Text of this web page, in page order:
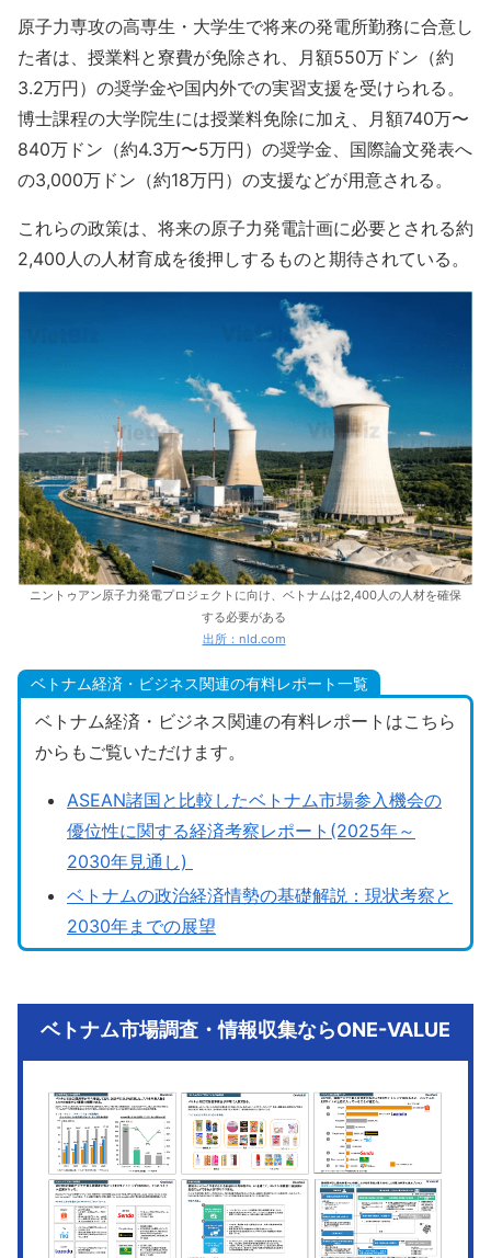
原子力専攻の高専生・大学生で将来の発電所勤務に合意し
た者は、授業料と寮費が免除され、月額550万ドン（約
3.2万円）の奨学金や国内外での実習支援を受けられる。
博士課程の大学院生には授業料免除に加え、月額740万〜
840万ドン（約4.3万〜5万円）の奨学金、国際論文発表へ
の3,000万ドン（約18万円）の支援などが用意される。
これらの政策は、将来の原子力発電計画に必要とされる約
2,400人の人材育成を後押しするものと期待されている。
ニントゥアン原子力発電プロジェクトに向け、ベトナムは2,400人の人材を確保
する必要がある
出所：nld.com
ベトナム経済・ビジネス関連の有料レポート一覧
ベトナム経済・ビジネス関連の有料レポートはこちら
からもご覧いただけます。
ASEAN諸国と比較したベトナム市場参入機会の
優位性に関する経済考察レポート(2025年～
2030年見通し)
ベトナムの政治経済情勢の基礎解説：現状考察と
2030年までの展望
ベトナム市場調査・情報収集ならONE-VALUE